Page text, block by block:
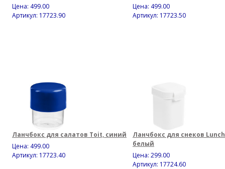
Цена: 499.00
Артикул: 17723.90
Цена: 499.00
Артикул: 17723.50
Ланчбокс для салатов Toit, синий
Цена: 499.00
Артикул: 17723.40
Ланчбокс для снеков
белый
Цена: 299.00
Артикул: 17724.60